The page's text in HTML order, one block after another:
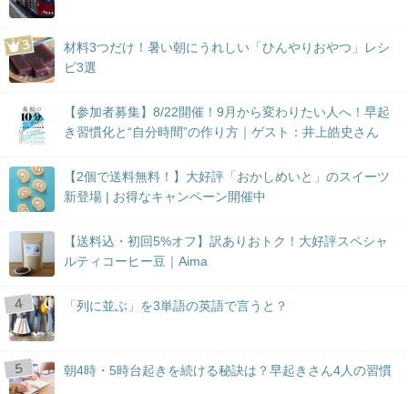
材料3つだけ！暑い朝にうれしい「ひんやりおやつ」レシ
ピ3選
【参加者募集】8/22開催！9月から変わりたい人へ！早起
き習慣化と“自分時間”の作り方｜ゲスト：井上皓史さん
【2個で送料無料！】大好評「おかしめいと」のスイーツ
新登場 | お得なキャンペーン開催中
【送料込・初回5%オフ】訳ありおトク！大好評スペシャ
ルティコーヒー豆｜Aima
「列に並ぶ」を3単語の英語で言うと？
朝4時・5時台起きを続ける秘訣は？早起きさん4人の習慣